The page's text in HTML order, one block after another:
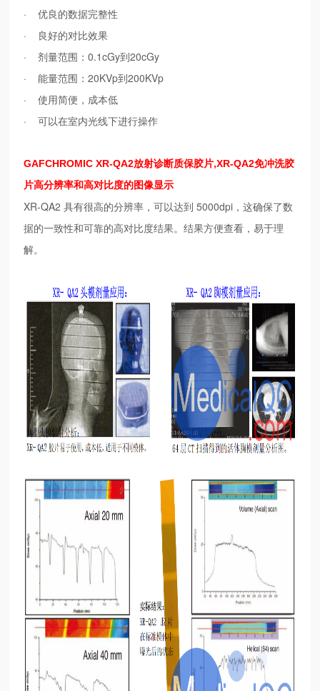
· 优良的数据完整性
· 良好的对比效果
· 剂量范围：0.1cGy到20cGy
· 能量范围：20KVp到200KVp
· 使用简便，成本低
· 可以在室内光线下进行操作
GAFCHROMIC XR-QA2放射诊断质保胶片,XR-QA2免冲洗胶
片高分辨率和高对比度的图像显示
XR-QA2 具有很高的分辨率，可以达到 5000dpi，这确保了数
据的一致性和可靠的高对比度结果。结果方便查看，易于理
解。